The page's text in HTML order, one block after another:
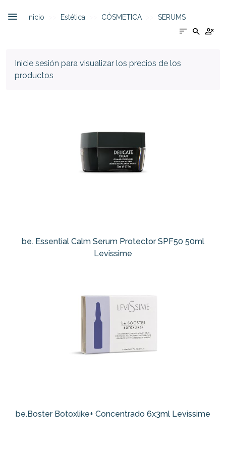
Inicio Estética CÓSMETICA SERUMS
sort search person_cancel
Inicie sesión para visualizar los precios de los
productos
be. Essential Calm Serum Protector SPF50 50ml
Levissime
be.Boster Botoxlike+ Concentrado 6x3ml Levissime